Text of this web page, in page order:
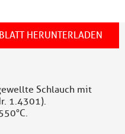
HERUNTERLADEN
Schlauch mit
1.4301).